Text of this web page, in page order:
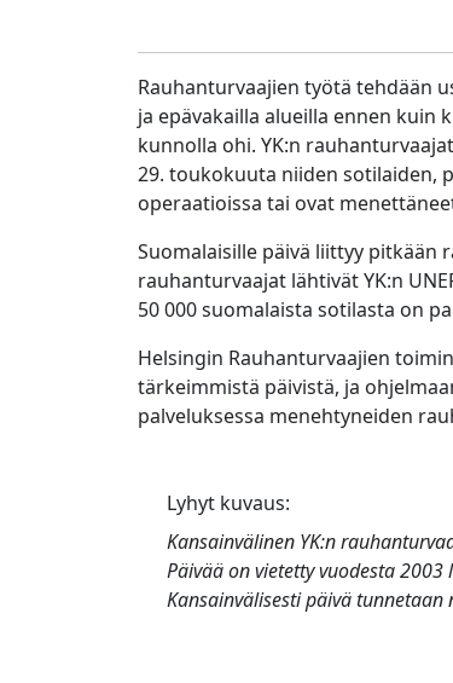
Rauhanturvaajien työtä tehdään
ja epävakailla alueilla ennen kuin
kunnolla ohi. YK:n
29. toukokuuta niiden sotilaiden,
operaatioissa tai ovat
Suomalaisille päivä liittyy pitkään
rauhanturvaajat lähtivät YK:n
50 000 suomalaista sotilasta on
Helsingin Rauhanturvaajien
tärkeimmistä päivistä, ja
palveluksessa menehtyneiden
Lyhyt kuvaus:
Kansainvälinen YK:n
Päivää on vietetty vuodesta
Kansainvälisesti päivä